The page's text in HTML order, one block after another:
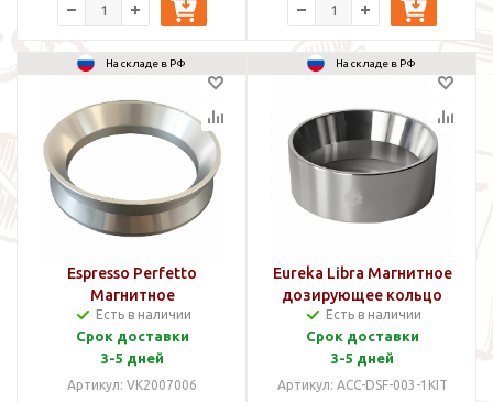
На складе в РФ
Espresso Perfetto
Магнитное
дозирующее кольцо
(Трихтер) 58 мм
Есть в наличии
Срок доставки
3-5 дней
Артикул: VK2007006
На складе в РФ
Eureka Libra Магнитное
дозирующее кольцо
(Трихтер)
Есть в наличии
Срок доставки
3-5 дней
Артикул: ACC-DSF-003-1KIT